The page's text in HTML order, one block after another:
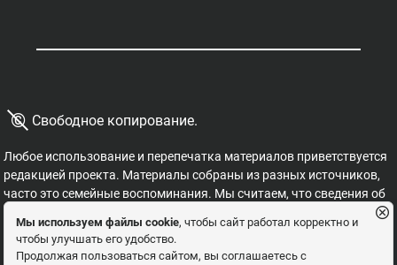
© Свободное копирование.
Любое использование и перепечатка материалов приветствуется
редакцией проекта. Материалы собраны из разных источников,
часто это семейные воспоминания. Мы считаем, что сведения об
этих важных страницах истории должны быть свободными для
распространения, на них не могут накладываться никакие
ограничения. Это наша история, и мы обязаны ее знать,
Мы используем файлы cookie, чтобы сайт работал корректно и
чтобы улучшать его удобство.
Продолжая пользоваться сайтом, вы соглашаетесь с